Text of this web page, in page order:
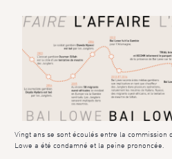
Vingt ans se sont écoulés entre la
Lowe a été condamné et la peine prononcée.